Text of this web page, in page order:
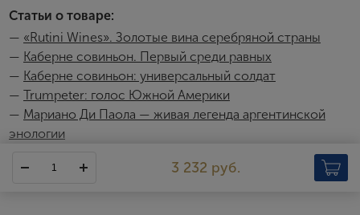
Статьи о товаре:
— «Rutini Wines». Золотые вина серебряной страны
— Каберне совиньон. Первый среди равных
— Каберне cовиньон: универсальный солдат
— Trumpeter: голос Южной Америки
— Мариано Ди Паола — живая легенда аргентинской
энологии
3 232 руб.
Я хочу получать инфромацию об акциях и купоны со